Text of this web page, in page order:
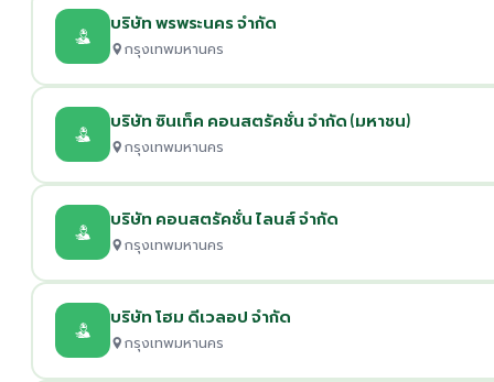
บริษัท พรพระนคร จำกัด
กรุงเทพมหานคร
บริษัท ซินเท็ค คอนสตรัคชั่น จำกัด (มหาชน)
กรุงเทพมหานคร
บริษัท คอนสตรัคชั่น ไลนส์ จำกัด
กรุงเทพมหานคร
บริษัท โฮม ดีเวลอป จำกัด
กรุงเทพมหานคร